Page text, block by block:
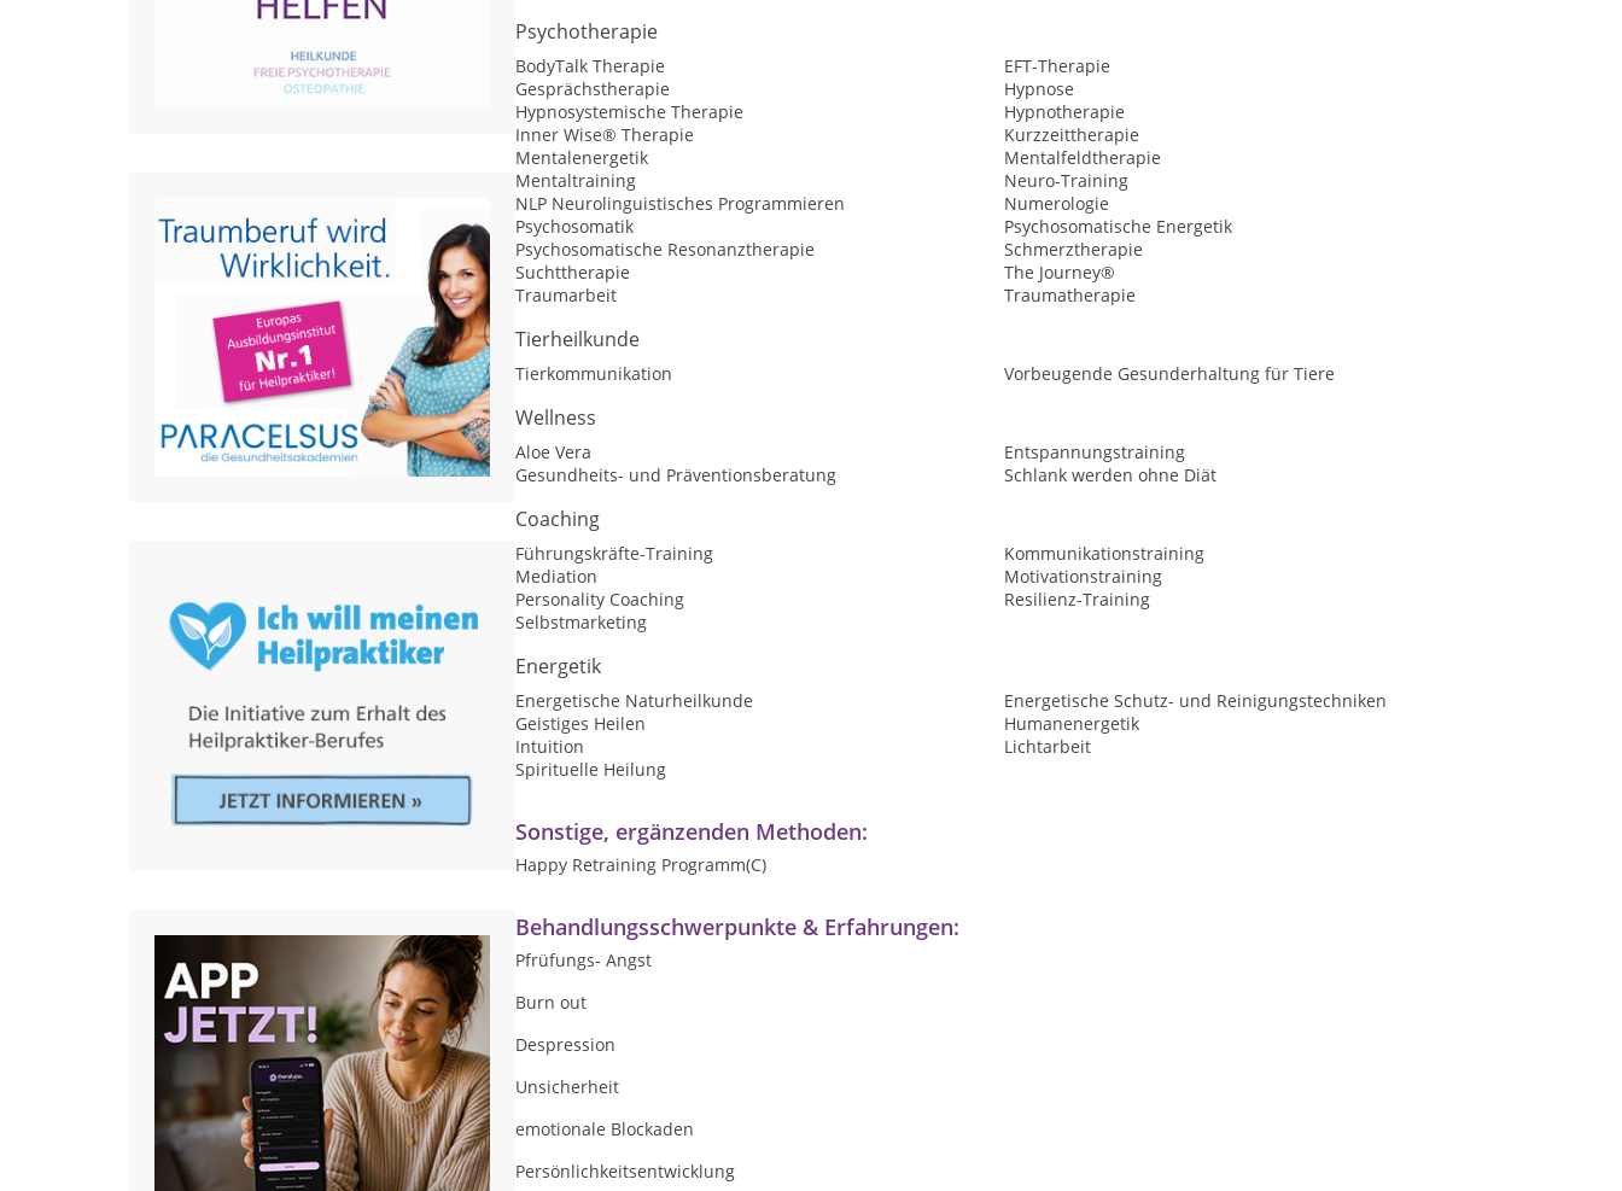
Psychotherapie
BodyTalk Therapie
EFT-Therapie
Gesprächstherapie
Hypnose
Hypnosystemische Therapie
Hypnotherapie
Inner Wise® Therapie
Kurzzeittherapie
Mentalenergetik
Mentalfeldtherapie
Mentaltraining
Neuro-Training
NLP Neurolinguistisches Programmieren
Numerologie
Psychosomatik
Psychosomatische Energetik
Psychosomatische Resonanztherapie
Schmerztherapie
Suchttherapie
The Journey®
Traumarbeit
Traumatherapie
Tierheilkunde
Tierkommunikation Vorbeugende Gesunderhaltung für Tiere
Wellness
Aloe Vera
Entspannungstraining
Gesundheits- und Präventionsberatung
Schlank werden ohne Diät
Coaching
Führungskräfte-Training
Kommunikationstraining
Mediation
Motivationstraining
Personality Coaching
Resilienz-Training
Selbstmarketing
Energetik
Energetische Naturheilkunde
Energetische Schutz- und Reinigungstechniken
Geistiges Heilen
Humanenergetik
Intuition
Lichtarbeit
Spirituelle Heilung
Sonstige, ergänzenden Methoden:
Happy Retraining Programm(C)
Behandlungsschwerpunkte & Erfahrungen:
Pfrüfungs- Angst
Burn out
Despression
Unsicherheit
emotionale Blockaden
Persönlichkeitsentwicklung